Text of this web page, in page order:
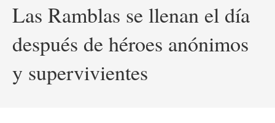
Las Ramblas se llenan el día
después de héroes anónimos
y supervivientes